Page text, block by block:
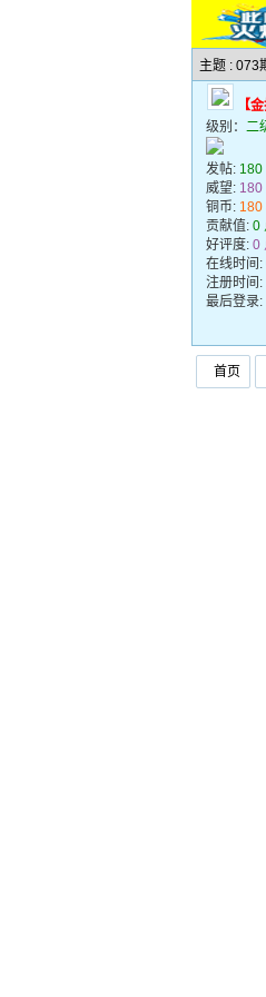
主题 :
【
级别： 二
发帖: 180
威望: 180
铜币: 180
贡献值: 0
好评度: 0
在线时间:
注册时间:
最后登录:
首页